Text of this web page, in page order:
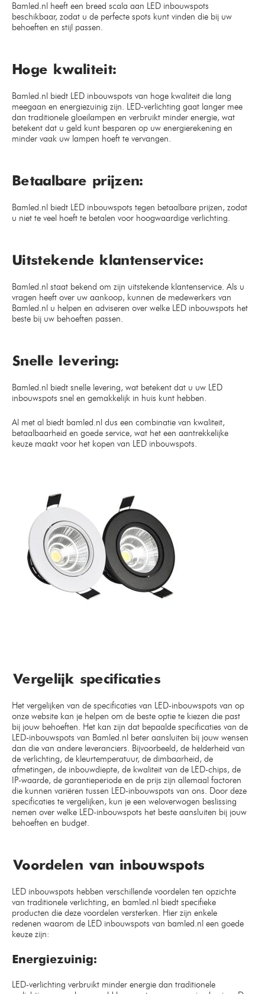
Bamled.nl heeft een breed scala aan LED inbouwspots
beschikbaar, zodat u de perfecte spots kunt vinden die bij uw
behoeften en stijl passen.
Hoge kwaliteit:
Bamled.nl biedt LED inbouwspots van hoge kwaliteit die lang
meegaan en energiezuinig zijn. LED-verlichting gaat langer mee
dan traditionele gloeilampen en verbruikt minder energie, wat
betekent dat u geld kunt besparen op uw energierekening en
minder vaak uw lampen hoeft te vervangen.
Betaalbare prijzen:
Bamled.nl biedt LED inbouwspots tegen betaalbare prijzen, zodat
u niet te veel hoeft te betalen voor hoogwaardige verlichting.
Uitstekende klantenservice:
Bamled.nl staat bekend om zijn uitstekende klantenservice. Als u
vragen heeft over uw aankoop, kunnen de medewerkers van
Bamled.nl u helpen en adviseren over welke LED inbouwspots het
beste bij uw behoeften passen.
Snelle levering:
Bamled.nl biedt snelle levering, wat betekent dat u uw LED
inbouwspots snel en gemakkelijk in huis kunt hebben.
Al met al biedt bamled.nl dus een combinatie van kwaliteit,
betaalbaarheid en goede service, wat het een aantrekkelijke
keuze maakt voor het kopen van LED inbouwspots.
Vergelijk specificaties
Het vergelijken van de specificaties van LED-inbouwspots van op
onze website kan je helpen om de beste optie te kiezen die past
bij jouw behoeften. Het kan zijn dat bepaalde specificaties van de
LED-inbouwspots van Bamled.nl beter aansluiten bij jouw wensen
dan die van andere leveranciers. Bijvoorbeeld, de helderheid van
de verlichting, de kleurtemperatuur, de dimbaarheid, de
afmetingen, de inbouwdiepte, de kwaliteit van de LED-chips, de
IP-waarde, de garantieperiode en de prijs zijn allemaal factoren
die kunnen variëren tussen LED-inbouwspots van ons. Door deze
specificaties te vergelijken, kun je een weloverwogen beslissing
nemen over welke LED-inbouwspots het beste aansluiten bij jouw
behoeften en budget.
Voordelen van inbouwspots
LED inbouwspots hebben verschillende voordelen ten opzichte
van traditionele verlichting, en bamled.nl biedt specifieke
producten die deze voordelen versterken. Hier zijn enkele
redenen waarom de LED inbouwspots van bamled.nl een goede
keuze zijn:
Energiezuinig:
LED-verlichting verbruikt minder energie dan traditionele